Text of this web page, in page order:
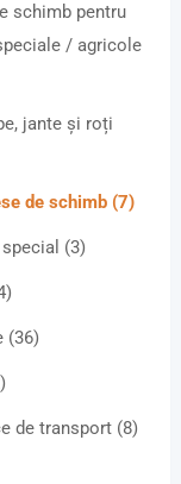
schimb pentru
/ agricole
jante și roți
de schimb (7)
(3)
(36)
de transport (8)